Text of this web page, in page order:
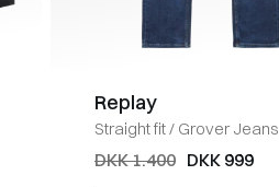
Replay
Straight fit/ Grover Jeans
DENIM
DKK 1.400 DKK 999